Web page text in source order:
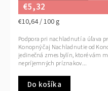
€5,32
€10,64 / 100 g
Do košíka
Podpora pri nachladnutí a úľava
Konopný čaj Nachladnutie od
jedinečná zmes bylín, ktoré vám
nepríjemných príznakov...